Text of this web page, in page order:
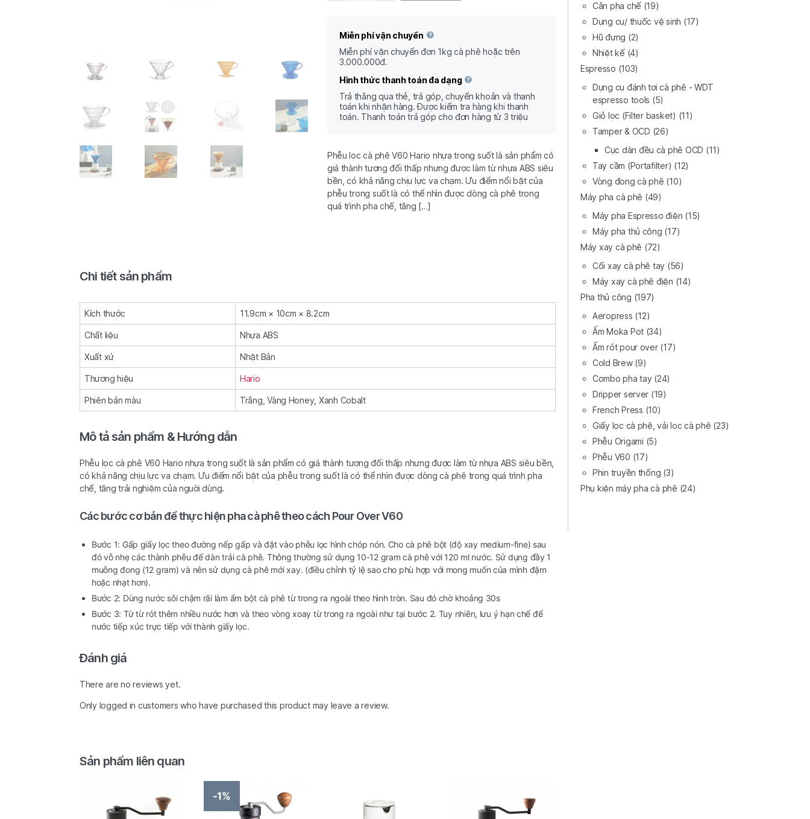
Miễn phí vận chuyển
Miễn phí vận chuyển đơn 1kg cà phê hoặc trên
3.000.000đ.
Hình thức thanh toán đa dạng
Trả thắng qua thẻ, trả góp, chuyển khoản và thanh
toán khi nhận hàng. Được kiểm tra hàng khi thanh
toán. Thanh toán trả góp cho đơn hàng từ 3 triệu
Phễu lọc cà phê V60 Hario nhựa trong suốt là sản phẩm có
giá thành tương đối thấp nhưng được làm từ nhựa ABS siêu
bền, có khả năng chịu lực va chạm. Ưu điểm nổi bật của
phễu trong suốt là có thể nhìn được dòng cà phê trong
quá trình pha chế, tăng […]
Chi tiết sản phẩm
Kích thước 11.9cm × 10cm × 8.2cm
Chất liệu Nhựa ABS
Xuất xứ Nhật Bản
Thương hiệu Hario
Phiên bản màu Trắng, Vàng Honey, Xanh Cobalt
Mô tả sản phẩm & Hướng dẫn
Phễu lọc cà phê V60 Hario nhựa trong suốt là sản phẩm có giá thành tương đối thấp nhưng được làm từ nhựa ABS siêu bền,
có khả năng chịu lực va chạm. Ưu điểm nổi bật của phễu trong suốt là có thể nhìn được dòng cà phê trong quá trình pha
chế, tăng trải nghiệm của nguời dùng.
Các bước cơ bản để thực hiện pha cà phê theo cách Pour Over V60
Bước 1: Gấp giấy lọc theo đường nếp gấp và đặt vào phễu lọc hình chóp nón. Cho cà phê bột (độ xay medium-fine) sau
đó vỗ nhẹ các thành phễu để dàn trải cà phê. Thông thường sử dụng 10-12 gram cà phê với 120 ml nước. Sử dụng đầy 1
muỗng đong (12 gram) và nên sử dụng cà phê mới xay. (điều chỉnh tỷ lệ sao cho phù hợp với mong muốn của mình đậm
hoặc nhạt hơn).
Bước 2: Dùng nước sôi chậm rãi làm ẩm bột cà phê từ trong ra ngoài theo hình tròn. Sau đó chờ khoảng 30s
Bước 3: Từ từ rót thêm nhiều nước hơn và theo vòng xoay từ trong ra ngoài như tại bước 2. Tuy nhiên, lưu ý hạn chế để
nước tiếp xúc trực tiếp với thành giấy lọc.
Đánh giá
There are no reviews yet.
Only logged in customers who have purchased this product may leave a review.
Sản phẩm liên quan
-1%
Cân pha chế (19)
Dụng cụ/ thuốc vệ sinh (17)
Hũ đựng (2)
Nhiệt kế (4)
Espresso (103)
Dụng cụ đánh tơi cà phê - WDT
espresso tools (5)
Giỏ lọc (Filter basket) (11)
Tamper & OCD (26)
Cục dàn đều cà phê OCD (11)
Tay cầm (Portafilter) (12)
Vòng đong cà phê (10)
Máy pha cà phê (49)
Máy pha Espresso điện (15)
Máy pha thủ công (17)
Máy xay cà phê (72)
Cối xay cà phê tay (56)
Máy xay cà phê điện (14)
Pha thủ công (197)
Aeropress (12)
Ấm Moka Pot (34)
Ấm rót pour over (17)
Cold Brew (9)
Combo pha tay (24)
Dripper server (19)
French Press (10)
Giấy lọc cà phê, vải lọc cà phê (23)
Phễu Origami (5)
Phễu V60 (17)
Phin truyền thống (3)
Phụ kiện máy pha cà phê (24)